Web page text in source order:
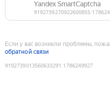
Если у вас возникли проблемы,
обратной связи
9192739013560633291 :1786249927